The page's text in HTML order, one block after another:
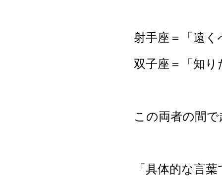
射手座＝「遠
双子座＝「知
この両者の間
「具体的な言